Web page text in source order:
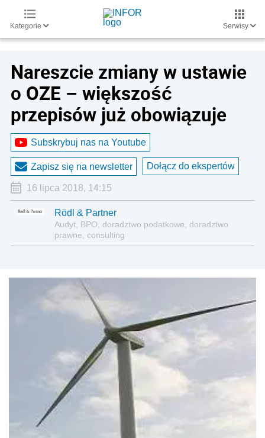
Kategorie Serwisy
Nareszcie zmiany w ustawie
o OZE – większość
przepisów już obowiązuje
Subskrybuj nas na Youtube
Zapisz się na newsletter Dołącz do ekspertów
16 lipca 2018, 14:15
Rödl & Partner
Audyt, BPO, doradztwo podatkowe, doradztwo
prawne, consulting